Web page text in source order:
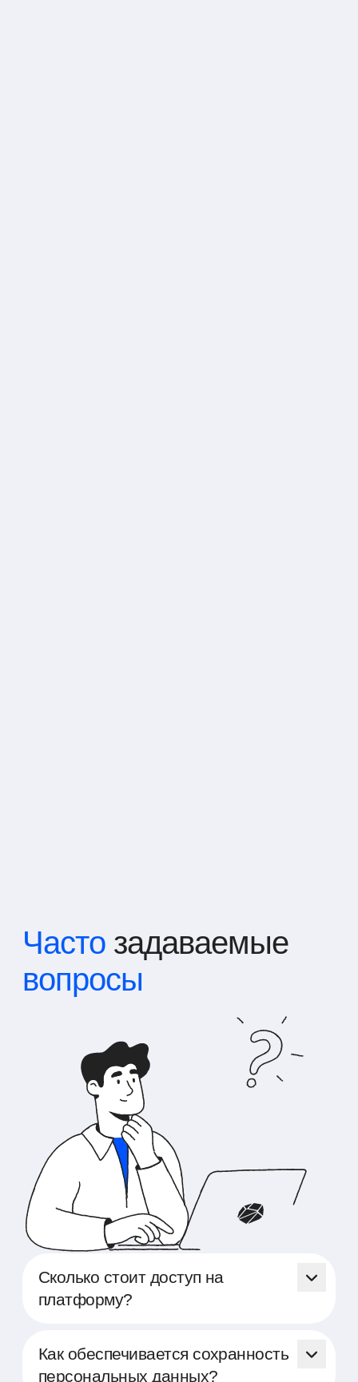
Часто задаваемые
вопросы
Сколько стоит доступ на
платформу?
предоставляется бесплатно. Мы
стремимся поддержать HR-специалистов
Как обеспечивается сохранность
персональных данных?